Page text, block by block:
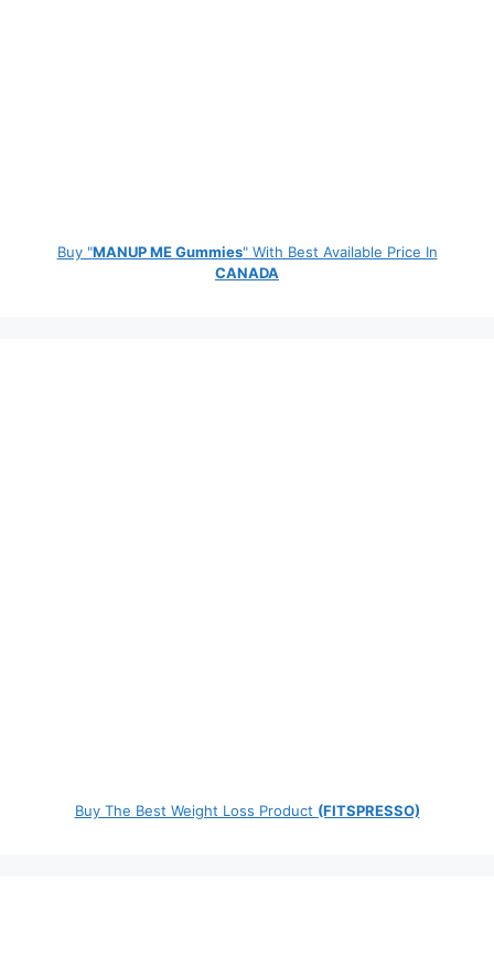
Buy "MANUP ME Gummies" With Best Available Price In
CANADA
Buy The Best Weight Loss Product (FITSPRESSO)